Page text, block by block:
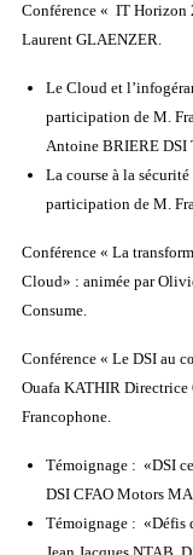
Conférence « IT Horizon
Laurent GLAENZER.
Le Cloud et
participation de M.
Antoine BRIERE DSI
La course à la
participation de M.
Conférence « La
Cloud» : animée par
Consume.
Conférence « Le DSI au
Ouafa KATHIR
Francophone.
Témoignage : «DSI
DSI CFAO Motors
Témoignage : «Défis